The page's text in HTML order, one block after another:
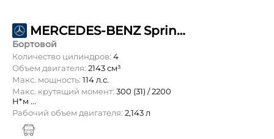
MERCEDES-BENZ Sprinter 211 CDI L3 DoubleCab 3,5т
Бортовой
Количество цилиндров: 4
Объем двигателя: 2143 см³
Макс. мощность: 114 л.с.
Макс. крутящий момент: 300 (31) / 2200
Н*м ...
Рабочий объем двигателя: 2,143 л